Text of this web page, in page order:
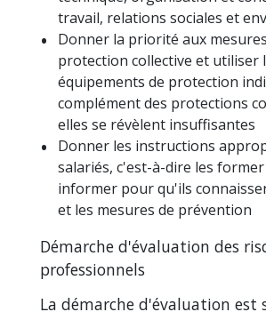
travail, relations sociales et
Donner la priorité aux
protection collective et utiliser
équipements de protection
complément des protections
elles se révèlent insuffisantes
Donner les instructions
salariés, c'est-à-dire les
informer pour qu'ils
et les mesures de prévention
Démarche d'évaluation des
professionnels
La démarche d'évaluation est